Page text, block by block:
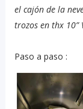
el cajón de la
trozos en thx
Paso a paso :